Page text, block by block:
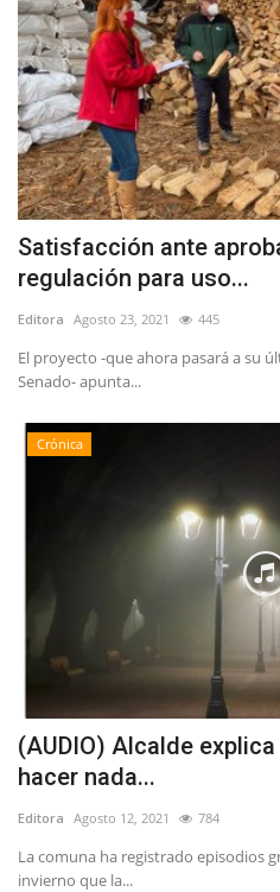
Satisfacción ante
regulación para uso...
Editora Agosto 23, 2021 445
El proyecto -que ahora pasará a su
Senado- apunta...
Crónica
(AUDIO) Alcalde
hacer nada...
Editora Agosto 12, 2021 784
La comuna ha registrado episodios
invierno que la...